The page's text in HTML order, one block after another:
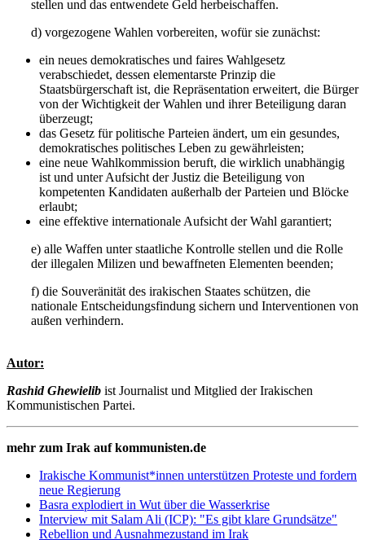
stellen und das entwendete Geld herbeischaffen.
d) vorgezogene Wahlen vorbereiten, wofür sie zunächst:
ein neues demokratisches und faires Wahlgesetz
verabschiedet, dessen elementarste Prinzip die
Staatsbürgerschaft ist, die Repräsentation erweitert, die Bürger
von der Wichtigkeit der Wahlen und ihrer Beteiligung daran
überzeugt;
das Gesetz für politische Parteien ändert, um ein gesundes,
demokratisches politisches Leben zu gewährleisten;
eine neue Wahlkommission beruft, die wirklich unabhängig
ist und unter Aufsicht der Justiz die Beteiligung von
kompetenten Kandidaten außerhalb der Parteien und Blöcke
erlaubt;
eine effektive internationale Aufsicht der Wahl garantiert;
e) alle Waffen unter staatliche Kontrolle stellen und die Rolle
der illegalen Milizen und bewaffneten Elementen beenden;
f) die Souveränität des irakischen Staates schützen, die
nationale Entscheidungsfindung sichern und Interventionen von
außen verhindern.
Autor:
Rashid Ghewielib ist Journalist und Mitglied der Irakischen
Kommunistischen Partei.
mehr zum Irak auf kommunisten.de
Irakische Kommunist*innen unterstützen Proteste und fordern
neue Regierung
Basra explodiert in Wut über die Wasserkrise
Interview mit Salam Ali (ICP): "Es gibt klare Grundsätze"
Rebellion und Ausnahmezustand im Irak